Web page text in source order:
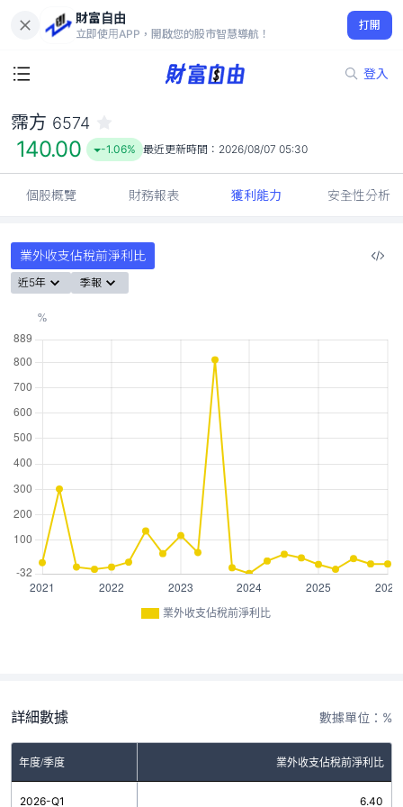
財富自由
立即使用APP，開啟您的股市智慧導航！
打開
登入
140.00
-1.06%
霈方 6574
140.00 -1.06% 最近更新時間： 2026/08/07 05:30
個股概覽 財務報表 獲利能力 安全性分析
業外收支佔稅前淨利比
近5年 季報
業外收支佔稅前淨利比
詳細數據 數據單位：%
年度/季度 業外收支佔稅前淨利比
2026-Q1 6.40